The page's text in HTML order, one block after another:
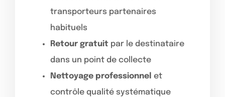
transporteurs partenaires
habituels
Retour gratuit par le destinataire
dans un point de collecte
Nettoyage professionnel et
contrôle qualité systématique